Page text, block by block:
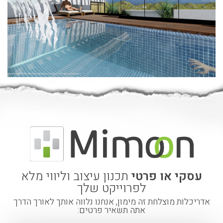
עסקי או פרטי תכנון עיצוב וליווי מלא
לפרוייקט שלך
אדריכלות מוצלחת זה מימון, אנחנו נלווה אותך לאורך הדרך
אתה תשאיר פרטים: